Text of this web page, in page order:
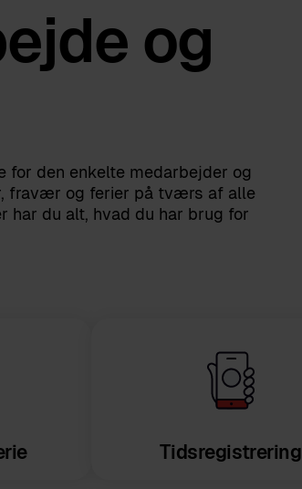
og
for den enkelte medarbejder og
fravær og ferier på tværs af alle
du alt, hvad du har brug for
Tidsregistrering